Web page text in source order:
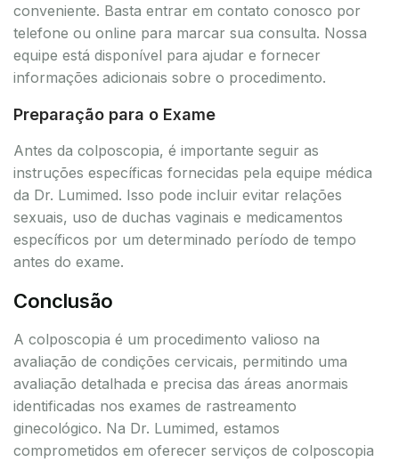
conveniente. Basta entrar em contato conosco por
telefone ou online para marcar sua consulta. Nossa
equipe está disponível para ajudar e fornecer
informações adicionais sobre o procedimento.
Preparação para o Exame
Antes da colposcopia, é importante seguir as
instruções específicas fornecidas pela equipe médica
da Dr. Lumimed. Isso pode incluir evitar relações
sexuais, uso de duchas vaginais e medicamentos
específicos por um determinado período de tempo
antes do exame.
Conclusão
A colposcopia é um procedimento valioso na
avaliação de condições cervicais, permitindo uma
avaliação detalhada e precisa das áreas anormais
identificadas nos exames de rastreamento
ginecológico. Na Dr. Lumimed, estamos
comprometidos em oferecer serviços de colposcopia